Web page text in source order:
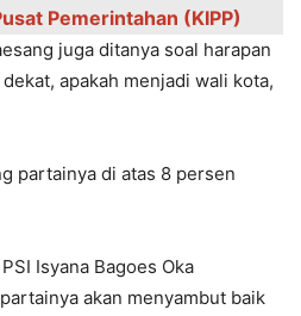
Pemerintahan (KIPP)
juga ditanya soal harapan
apakah menjadi wali kota,
partainya di atas 8 persen
Isyana Bagoes Oka
akan menyambut baik